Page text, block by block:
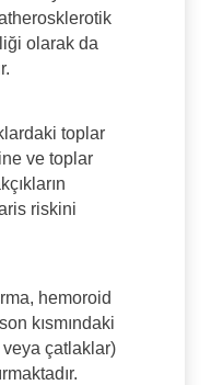
olarak da
toplar
ve toplar
riskini
hemoroid
kısmındaki
veya çatlaklar)